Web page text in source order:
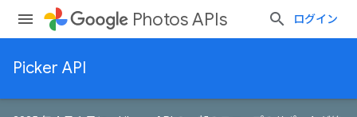
Photos APIs ログイン
Picker API